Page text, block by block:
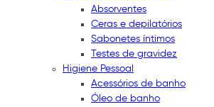
Absorventes
Ceras e depilatórios
Sabonetes íntimos
Testes de gravidez
Higiene Pessoal
Acessórios de banho
Óleo de banho